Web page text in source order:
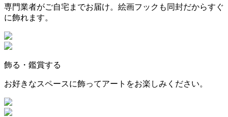
専門業者がご自宅までお届け。絵画フックも同封だからすぐ
に飾れます。
飾る・鑑賞する
お好きなスペースに飾ってアートをお楽しみください。